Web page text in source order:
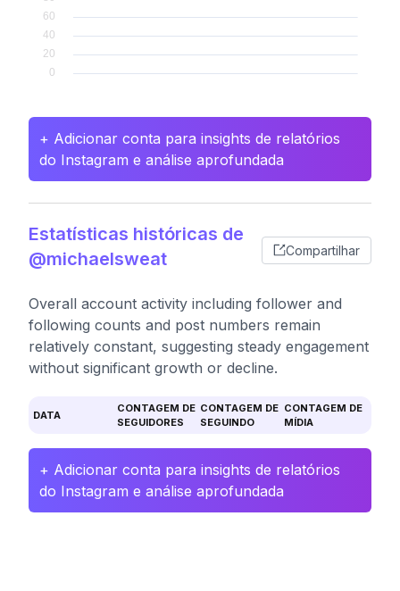
+ Adicionar conta para insights de relatórios
do Instagram e análise aprofundada
Estatísticas históricas de
@michaelsweat
Compartilhar
Overall account activity including follower and
following counts and post numbers remain
relatively constant, suggesting steady engagement
without significant growth or decline.
DATA
CONTAGEM DE
SEGUIDORES
CONTAGEM DE
SEGUINDO
CONTAGEM DE
MÍDIA
+ Adicionar conta para insights de relatórios
do Instagram e análise aprofundada